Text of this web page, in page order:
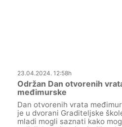
23.04.2024. 12:58h
Održan Dan otvorenih
međimurske
Dan otvorenih vrata
je u dvorani Graditeljske
mladi mogli saznati kako